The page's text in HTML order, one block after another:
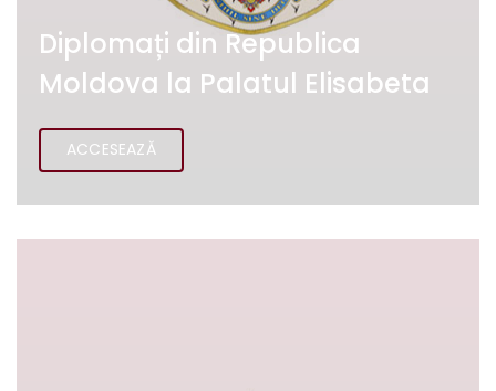
Diplomați din Republica
Moldova la Palatul Elisabeta
ACCESEAZĂ